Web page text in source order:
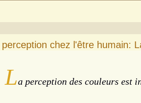
perception chez l'être humain:
La perception des couleurs est